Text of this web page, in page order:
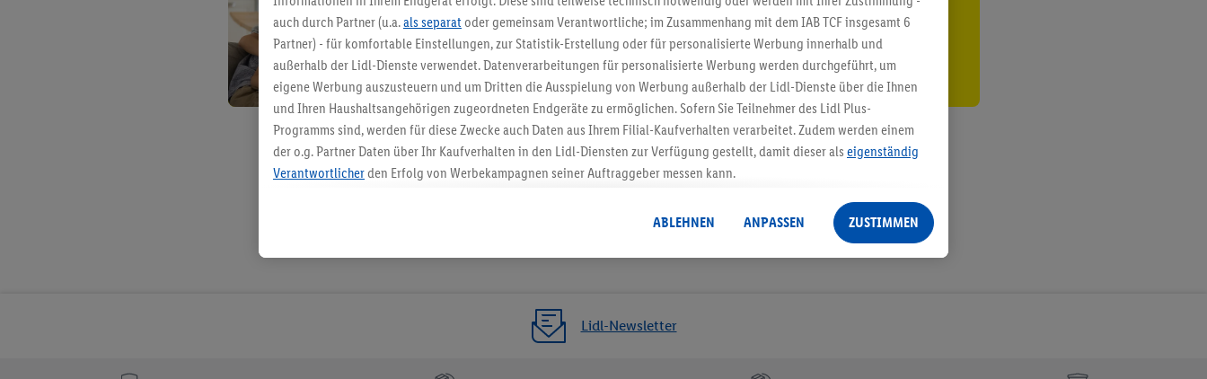
Jetzt zum Newsletter anmelden
Gutschein sichern!
Lidl-Newsletter
auch durch Partner (u.a.als separat oder gemeinsam Verantwortliche; im Zusammenhang mit dem IAB TCF insgesamt 6
Partner) - für komfortable Einstellungen, zur Statistik-Erstellung oder für personalisierte Werbung innerhalb und
außerhalb der Lidl-Dienste verwendet. Datenverarbeitungen für personalisierte Werbung werden durchgeführt, um
eigene Werbung auszusteuern und um Dritten die Ausspielung von Werbung außerhalb der Lidl-Dienste über die Ihnen
und Ihren Haushaltsangehörigen zugeordneten Endgeräte zu ermöglichen. Sofern Sie Teilnehmer des Lidl Plus-
Programms sind, werden für diese Zwecke auch Daten aus Ihrem Filial-Kaufverhalten verarbeitet. Zudem werden einem
der o.g. Partner Daten über Ihr Kaufverhalten in den Lidl-Diensten zur Verfügung gestellt, damit dieser als eigenständig
Verantwortlicherden Erfolg von Werbekampagnen seiner Auftraggeber messen kann.
angereicherten Profilen. Dies umfasst die Zusammenführung von Daten (z.B. über Ihre Nutzung der Lidl-Dienste, Ihr
Kaufverhalten in den Lidl-Diensten, Informationen aus Ihrem Kundenkonto - z.B. Alter oder Geschlecht - sowie Ihre
genauen Standortdaten) auch über verschiedene Endgeräte und Lidl-Dienste hinweg einschließlich dem Speichern von
Erfolgsmessung der Werbung, zur Zielgruppenforschung, zur Entwicklung von Angeboten sowie zur technischen
Sicherung und Optimierung dieser Werbeausspielungen.
ABLEHNEN ANPASSEN ZUSTIMMEN